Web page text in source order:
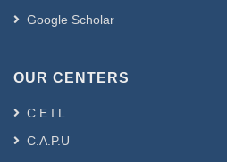
Google Scholar
OUR CENTERS
C.E.I.L
C.A.P.U